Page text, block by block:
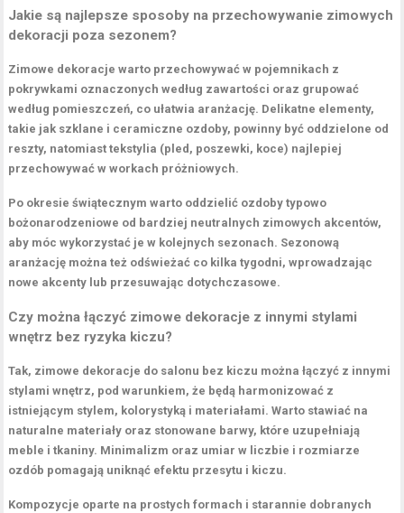
Jakie są najlepsze sposoby na przechowywanie zimowych
dekoracji poza sezonem?
Zimowe dekoracje warto przechowywać w pojemnikach z
pokrywkami oznaczonych według zawartości oraz grupować
według pomieszczeń, co ułatwia aranżację. Delikatne elementy,
takie jak szklane i ceramiczne ozdoby, powinny być oddzielone od
reszty, natomiast tekstylia (pled, poszewki, koce) najlepiej
przechowywać w workach próżniowych.
Po okresie świątecznym warto oddzielić ozdoby typowo
bożonarodzeniowe od bardziej neutralnych zimowych akcentów,
aby móc wykorzystać je w kolejnych sezonach. Sezonową
aranżację można też odświeżać co kilka tygodni, wprowadzając
nowe akcenty lub przesuwając dotychczasowe.
Czy można łączyć zimowe dekoracje z innymi stylami
wnętrz bez ryzyka kiczu?
Tak, zimowe dekoracje do salonu bez kiczu można łączyć z innymi
stylami wnętrz, pod warunkiem, że będą harmonizować z
istniejącym stylem, kolorystyką i materiałami. Warto stawiać na
naturalne materiały oraz stonowane barwy, które uzupełniają
meble i tkaniny. Minimalizm oraz umiar w liczbie i rozmiarze
ozdób pomagają uniknąć efektu przesytu i kiczu.
Kompozycje oparte na prostych formach i starannie dobranych